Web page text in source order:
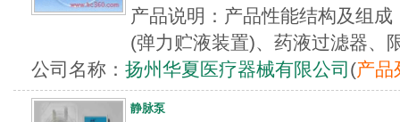
产品说明：产品性能结构及组
(弹力贮液装置)、药液过滤器、
公司名称： 扬州华夏医疗器械有限公司 (产品
静脉泵